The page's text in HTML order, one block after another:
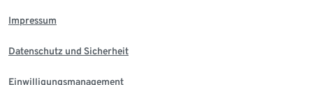
Impressum
Datenschutz und Sicherheit
Einwilligungsmanagement